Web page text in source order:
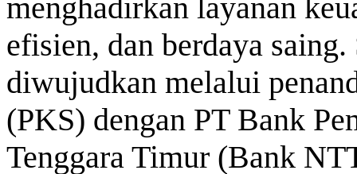
menghadirkan layanan
efisien, dan berdaya
diwujudkan melalui
(PKS) dengan PT Bank
Tenggara Timur (Bank